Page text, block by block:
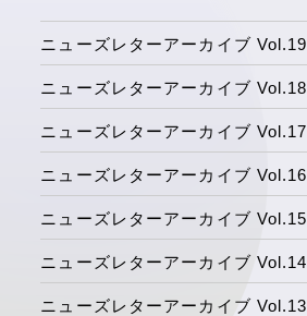
ニューズレターアーカイブ Vol.19
ニューズレターアーカイブ Vol.18
ニューズレターアーカイブ Vol.17
ニューズレターアーカイブ Vol.16
ニューズレターアーカイブ Vol.15
ニューズレターアーカイブ Vol.14
ニューズレターアーカイブ Vol.13